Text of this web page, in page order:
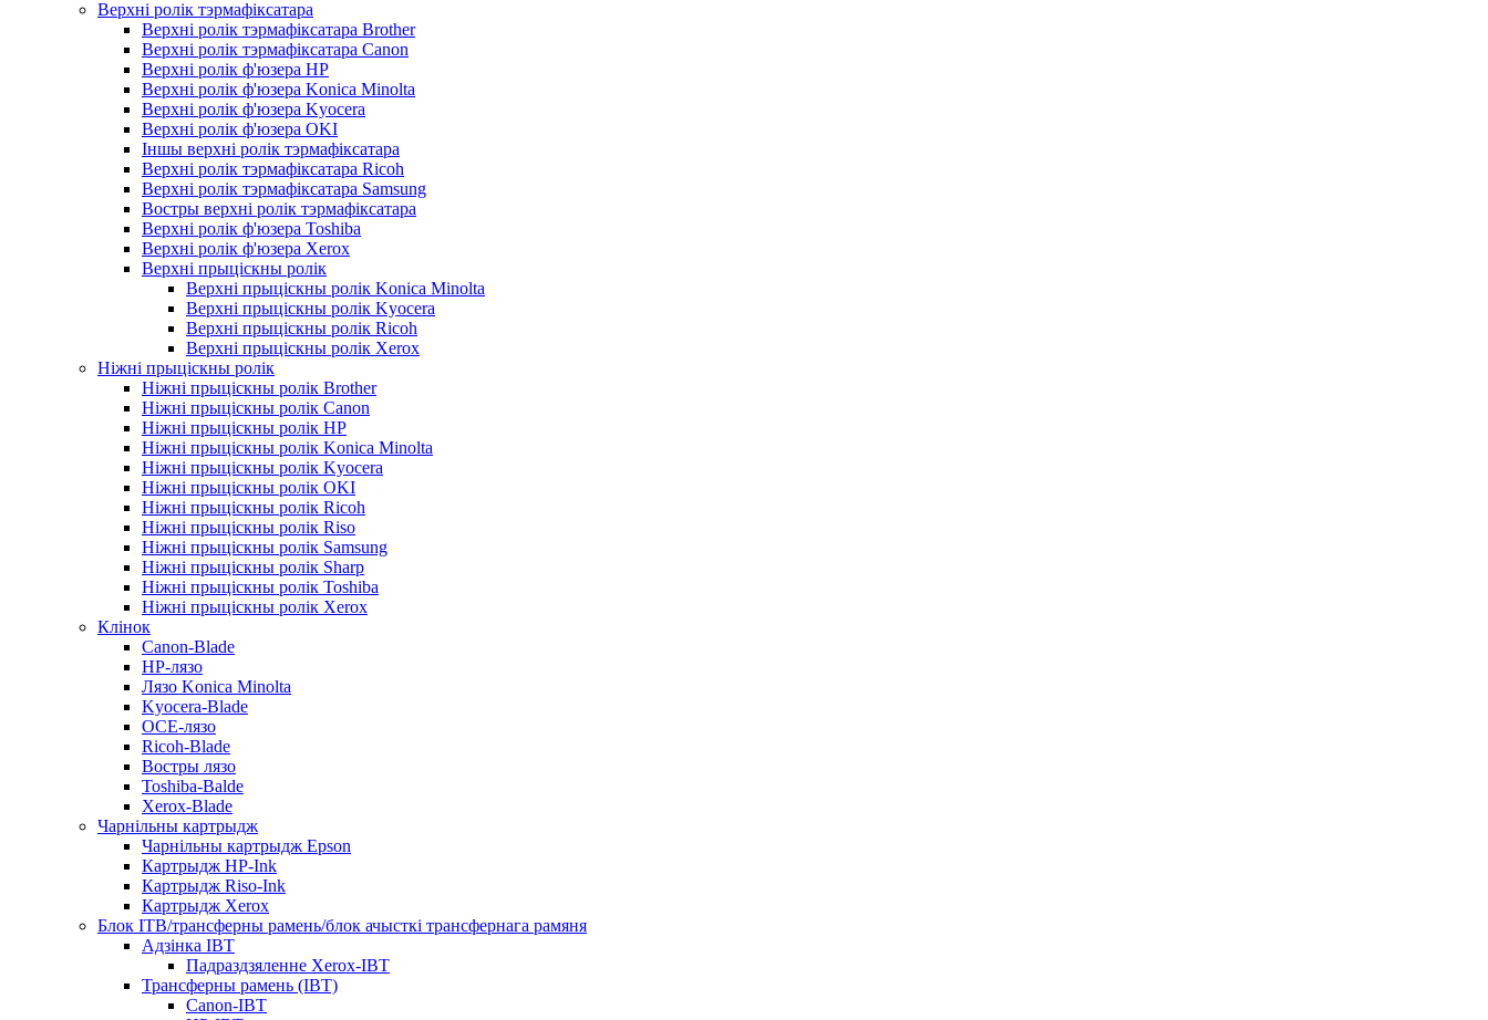
Верхні ролік тэрмафіксатара
Верхні ролік тэрмафіксатара Brother
Верхні ролік тэрмафіксатара Canon
Верхні ролік ф'юзера HP
Верхні ролік ф'юзера Konica Minolta
Верхні ролік ф'юзера Kyocera
Верхні ролік ф'юзера OKI
Іншы верхні ролік тэрмафіксатара
Верхні ролік тэрмафіксатара Ricoh
Верхні ролік тэрмафіксатара Samsung
Востры верхні ролік тэрмафіксатара
Верхні ролік ф'юзера Toshiba
Верхні ролік ф'юзера Xerox
Верхні прыціскны ролік
Верхні прыціскны ролік Konica Minolta
Верхні прыціскны ролік Kyocera
Верхні прыціскны ролік Ricoh
Верхні прыціскны ролік Xerox
Ніжні прыціскны ролік
Ніжні прыціскны ролік Brother
Ніжні прыціскны ролік Canon
Ніжні прыціскны ролік HP
Ніжні прыціскны ролік Konica Minolta
Ніжні прыціскны ролік Kyocera
Ніжні прыціскны ролік OKI
Ніжні прыціскны ролік Ricoh
Ніжні прыціскны ролік Riso
Ніжні прыціскны ролік Samsung
Ніжні прыціскны ролік Sharp
Ніжні прыціскны ролік Toshiba
Ніжні прыціскны ролік Xerox
Клінок
Canon-Blade
HP-лязо
Лязо Konica Minolta
Kyocera-Blade
OCE-лязо
Ricoh-Blade
Востры лязо
Toshiba-Balde
Xerox-Blade
Чарнільны картрыдж
Чарнільны картрыдж Epson
Картрыдж HP-Ink
Картрыдж Riso-Ink
Картрыдж Xerox
Блок ITB/трансферны рамень/блок ачысткі трансфернага рамяня
Адзінка IBT
Падраздзяленне Xerox-IBT
Трансферны рамень (IBT)
Canon-IBT